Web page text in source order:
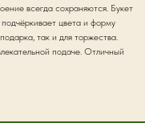
всегда сохраняются. Букет
цвета и форму
так и для торжества.
подаче. Отличный